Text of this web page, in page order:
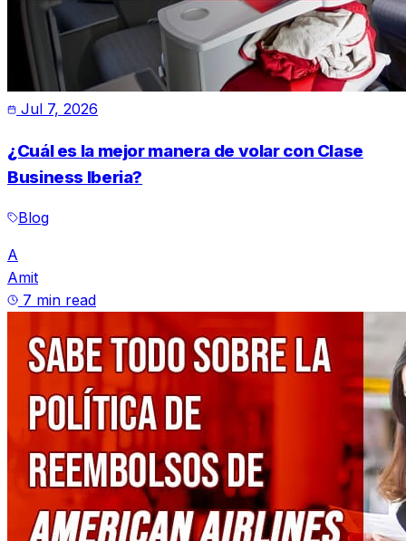
Jul 7, 2026
¿Cuál es la mejor manera de volar con Clase
Business Iberia?
Blog
A
Amit
7 min read